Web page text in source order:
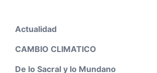
Actualidad
CAMBIO CLIMATICO
De lo Sacral y lo Mundano